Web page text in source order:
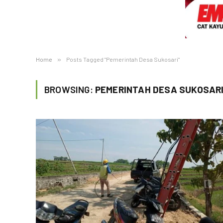
Home » Posts Tagged "Pemerintah Desa Sukosari"
BROWSING: PEMERINTAH DESA